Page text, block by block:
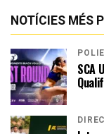
NOTÍCIES MÉS
SCA